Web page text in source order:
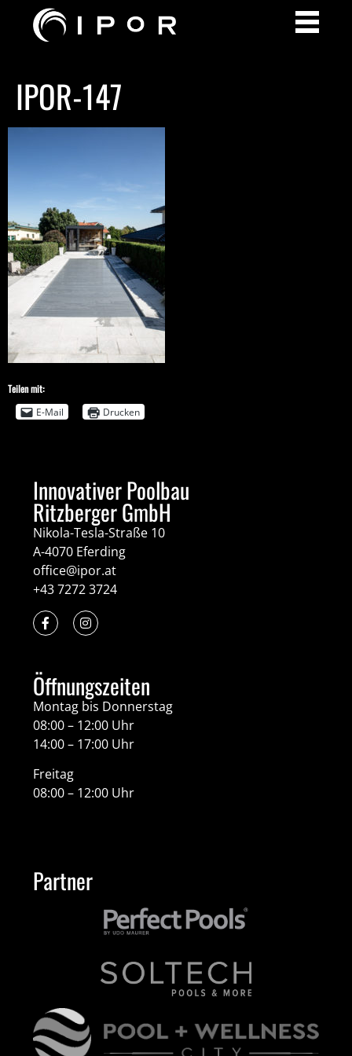
IPOR-147
Teilen mit:
E-Mail
Drucken
Innovativer Poolbau
Ritzberger GmbH
Nikola-Tesla-Straße 10
A-4070 Eferding
office@ipor.at
+43 7272 3724
Öffnungszeiten
Montag bis Donnerstag
08:00 – 12:00 Uhr
14:00 – 17:00 Uhr
Freitag
08:00 – 12:00 Uhr
Partner